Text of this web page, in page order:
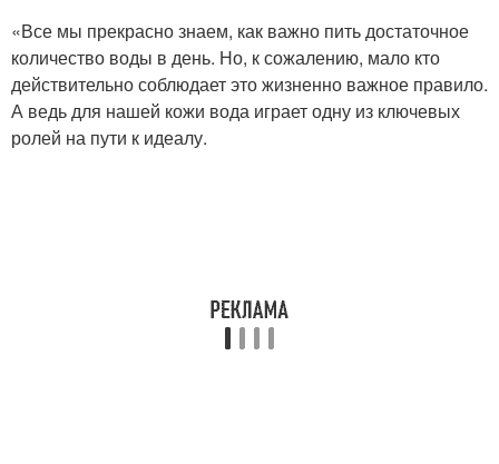
«Все мы прекрасно знаем, как важно пить достаточное
количество воды в день. Но, к сожалению, мало кто
действительно соблюдает это жизненно важное правило.
А ведь для нашей кожи вода играет одну из ключевых
ролей на пути к идеалу.